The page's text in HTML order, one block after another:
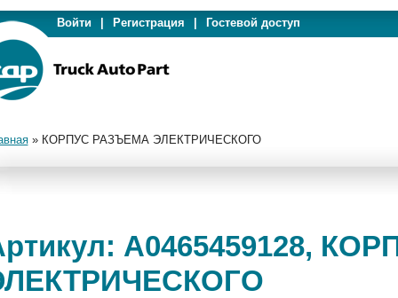
Войти Регистрация Гостевой доступ
» КОРПУС РАЗЪЕМА ЭЛЕКТРИЧЕСКОГО
A0465459128,